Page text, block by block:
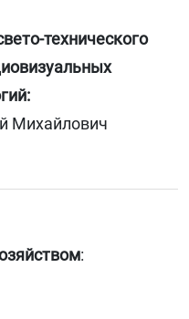
технического
Михайлович
: